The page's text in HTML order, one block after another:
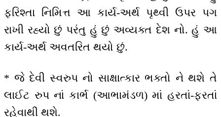
ફરિશ્તા નિમિત્ત આ કાર્ય-અર્થ પૃથ્વી ઉપર પગ
રાખી રહ્યો છું પરંતુ હું છું અવ્યક્ત દેશ નો. હું આ
કાર્ય-અર્થ અવતરિત થયો છું.
* જે દેવી સ્વરુપ નો સાક્ષાત્કાર ભક્તો ને થશે તે
લાઈટ રુપ નાં કાર્ભ (આભામંડળ) માં હરતાં-ફરતાં
રહેવાથી થશે.